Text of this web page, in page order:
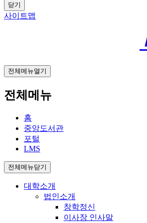
닫기
사이트맵
전체메뉴열기
전체메뉴
홈
중앙도서관
포털
LMS
전체메뉴닫기
대학소개
법인소개
창학정신
이사장 인사말